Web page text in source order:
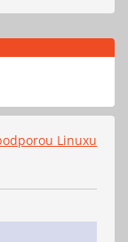
Linuxu